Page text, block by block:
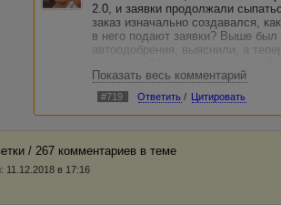
2.0, и заявки продолжали
заказ изначально создавался,
в него подают заявки? Выше был
автоодобрения, выяснили, а
Показать весь комментарий
#719 Ответить / Цитировать
/ 267 комментариев в темe
11.12.2018 в 17:16